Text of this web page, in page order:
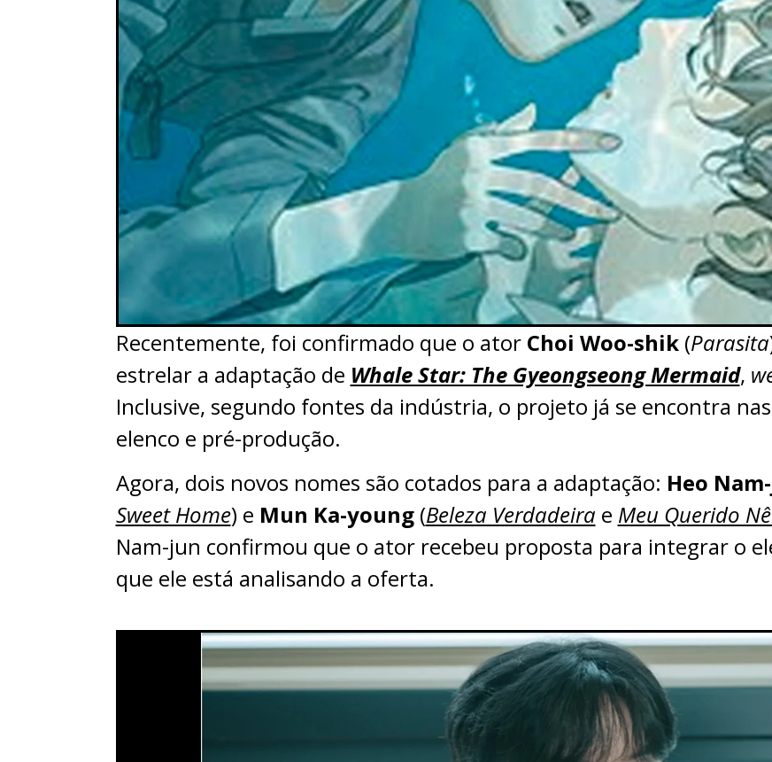
Recentemente, foi confirmado que o ator Choi Woo-shik(Parasita
estrelar a adaptação de Whale Star: The Gyeongseong Mermaid,
Inclusive, segundo fontes da indústria, o projeto já se encontra
elenco e pré-produção.
Agora, dois novos nomes são cotados para a adaptação: Heo
Sweet Home) e Mun Ka-young(Beleza Verdadeira e Meu Querido
Nam-jun confirmou que o ator recebeu proposta para integrar o
que ele está analisando a oferta.